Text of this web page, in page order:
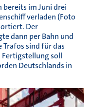
im Juni drei
verladen (Foto
Der
dann per Bahn und
sind für das
Fertigstellung soll
Deutschlands in